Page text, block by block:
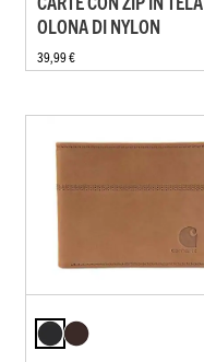
OLONA DI NYLON
39,99 €